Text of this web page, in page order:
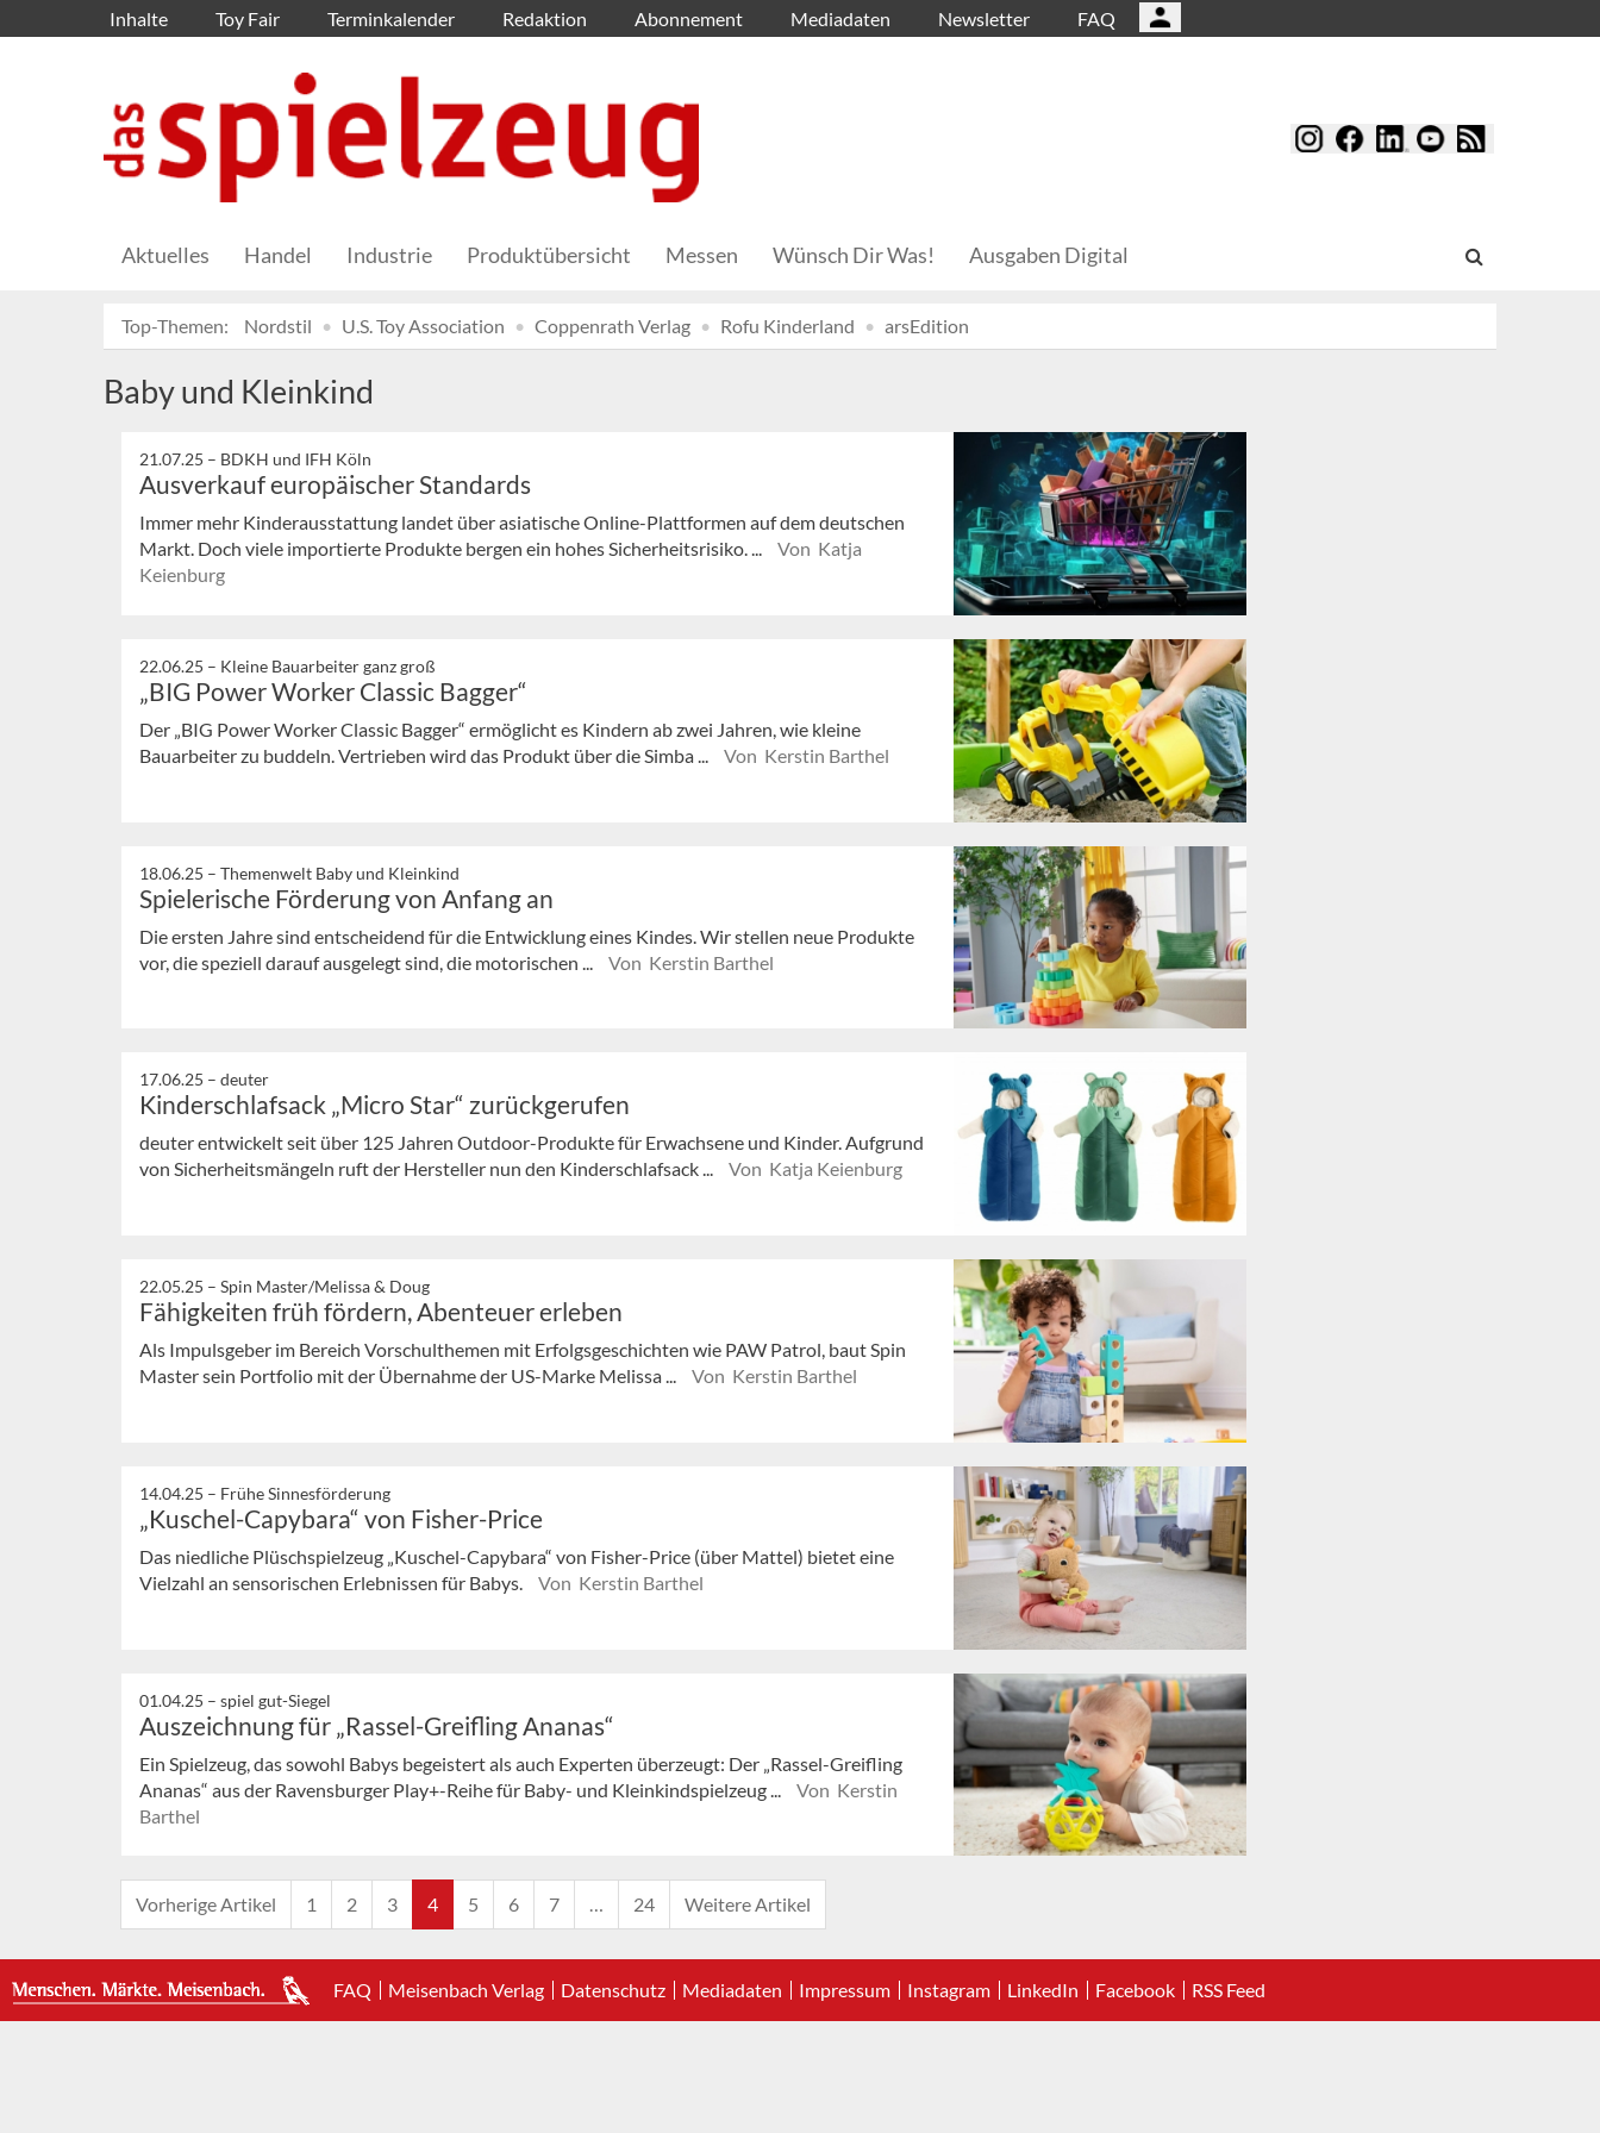
Inhalte Toy Fair Terminkalender Redaktion Abonnement Mediadaten Newsletter FAQ
Aktuelles Handel Industrie Produktübersicht Messen Wünsch Dir Was! Ausgaben Digital
Top-Themen: Nordstil U.S. Toy Association Coppenrath Verlag Rofu Kinderland arsEdition
Baby und Kleinkind
21.07.25 – BDKH und IFH Köln
Ausverkauf europäischer Standards
Immer mehr Kinderausstattung landet über asiatische Online-Plattformen auf dem deutschen
Markt. Doch viele importierte Produkte bergen ein hohes Sicherheitsrisiko. ...
Von Katja
Keienburg
22.06.25 – Kleine Bauarbeiter ganz groß
„BIG Power Worker Classic Bagger“
Der „BIG Power Worker Classic Bagger“ ermöglicht es Kindern ab zwei Jahren, wie kleine
Bauarbeiter zu buddeln. Vertrieben wird das Produkt über die Simba ...
Von Kerstin Barthel
18.06.25 – Themenwelt Baby und Kleinkind
Spielerische Förderung von Anfang an
Die ersten Jahre sind entscheidend für die Entwicklung eines Kindes. Wir stellen neue Produkte
vor, die speziell darauf ausgelegt sind, die motorischen ...
Von Kerstin Barthel
17.06.25 – deuter
Kinderschlafsack „Micro Star“ zurückgerufen
deuter entwickelt seit über 125 Jahren Outdoor-Produkte für Erwachsene und Kinder. Aufgrund
von Sicherheitsmängeln ruft der Hersteller nun den Kinderschlafsack ...
Von Katja Keienburg
22.05.25 – Spin Master/Melissa & Doug
Fähigkeiten früh fördern, Abenteuer erleben
Als Impulsgeber im Bereich Vorschulthemen mit Erfolgsgeschichten wie PAW Patrol, baut Spin
Master sein Portfolio mit der Übernahme der US-Marke Melissa ...
Von Kerstin Barthel
14.04.25 – Frühe Sinnesförderung
„Kuschel-Capybara“ von Fisher-Price
Das niedliche Plüschspielzeug „Kuschel-Capybara“ von Fisher-Price (über Mattel) bietet eine
Vielzahl an sensorischen Erlebnissen für Babys.
Von Kerstin Barthel
01.04.25 – spiel gut-Siegel
Auszeichnung für „Rassel-Greifling Ananas“
Ein Spielzeug, das sowohl Babys begeistert als auch Experten überzeugt: Der „Rassel-Greifling
Ananas“ aus der Ravensburger Play+-Reihe für Baby- und Kleinkindspielzeug ...
Von Kerstin
Barthel
Vorherige Artikel 1 2 3 4 5 6 7 … 24 Weitere Artikel
FAQ Meisenbach Verlag Datenschutz Mediadaten Impressum Instagram LinkedIn Facebook RSS Feed